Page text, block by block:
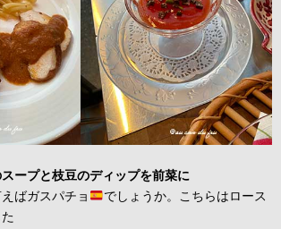
ープと枝豆のディップを前菜に
ばガスパチョ
でしょうか。こちらはロース